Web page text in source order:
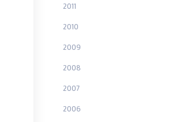
2011
2010
2009
2008
2007
2006